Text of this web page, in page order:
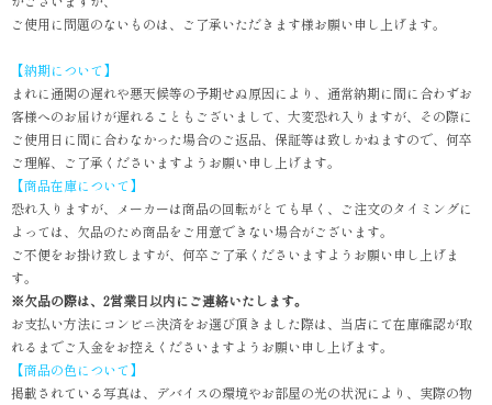
ご使用に問題のないものは、ご了承いただきます様お願い申し上げます。
【納期について】
まれに通関の遅れや悪天候等の予期せぬ原因により、通常納期に間に合わずお
客様へのお届けが遅れることもございまして、大変恐れ入りますが、その際に
ご使用日に間に合わなかった場合のご返品、保証等は致しかねますので、何卒
ご理解、ご了承くださいますようお願い申し上げます。
【商品在庫について】
恐れ入りますが、メーカーは商品の回転がとても早く、ご注文のタイミングに
よっては、欠品のため商品をご用意できない場合がございます。
ご不便をお掛け致しますが、何卒ご了承くださいますようお願い申し上げま
す。
※欠品の際は、2営業日以内にご連絡いたします。
お支払い方法にコンビニ決済をお選び頂きました際は、当店にて在庫確認が取
れるまでご入金をお控えくださいますようお願い申し上げます。
【商品の色について】
掲載されている写真は、デバイスの環境やお部屋の光の状況により、実際の物